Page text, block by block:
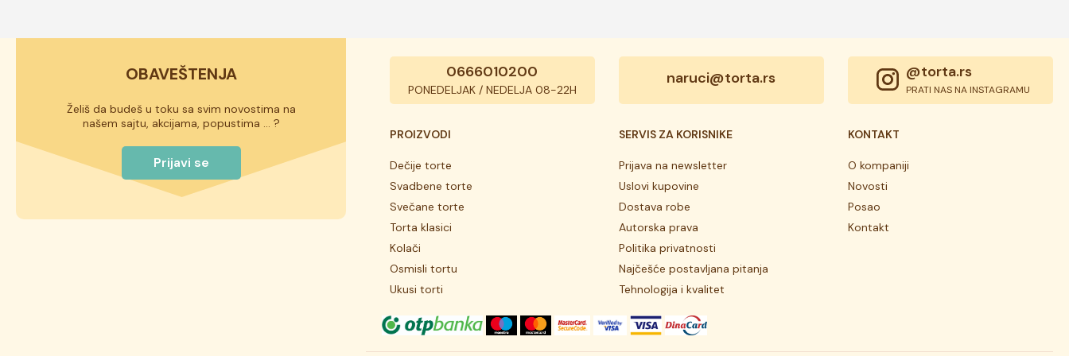
OBAVEŠTENJA
Želiš da budeš u toku sa svim novostima na
našem sajtu, akcijama, popustima ... ?
Prijavi se
0666010200
PONEDELJAK / NEDELJA 08-22H
naruci@torta.rs @torta.rs
PRATI NAS NA INSTAGRAMU
PROIZVODI
Dečije torte
Svadbene torte
Svečane torte
Torta klasici
Kolači
Osmisli tortu
Ukusi torti
SERVIS ZA KORISNIKE
Prijava na newsletter
Uslovi kupovine
Dostava robe
Autorska prava
Politika privatnosti
Najčešće postavljana pitanja
Tehnologija i kvalitet
KONTAKT
O kompaniji
Novosti
Posao
Kontakt